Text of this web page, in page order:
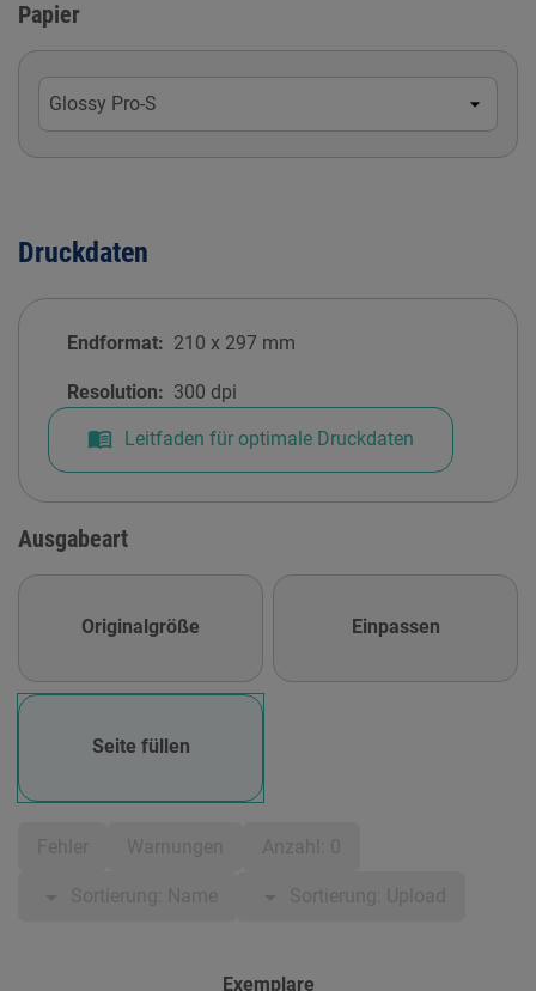
Papier
Druckdaten
Endformat: 210 x 297 mm
Resolution: 300 dpi
menu_book Leitfaden für optimale Druckdaten
Ausgabeart
Originalgröße Einpassen
Seite füllen
Exemplare